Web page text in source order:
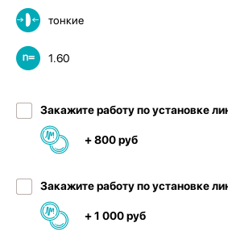
тонкие
1.60
Закажите работу по установке
+ 800 руб
Закажите работу по установке
+ 1 000 руб